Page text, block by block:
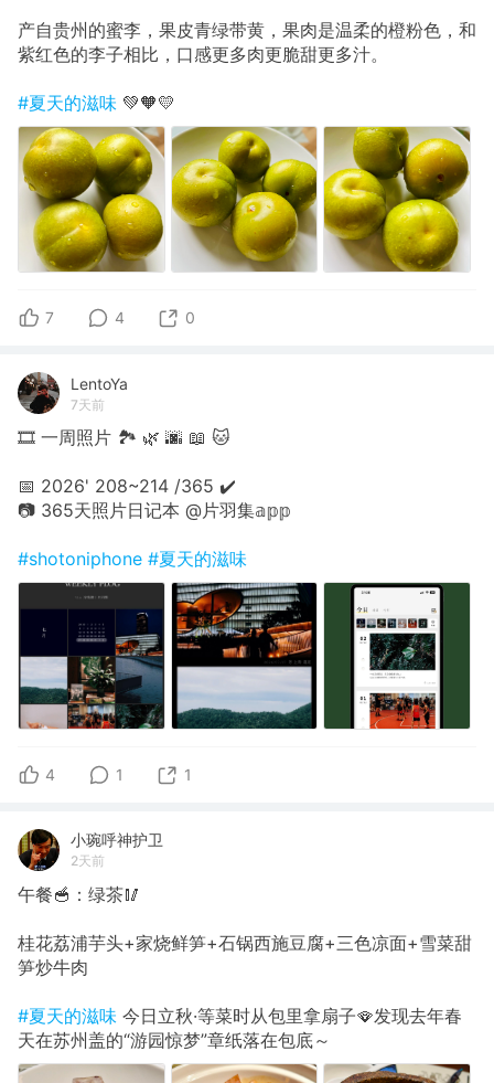
产自贵州的蜜李，果皮青绿带黄，果肉是温柔的橙粉色，和
紫红色的李子相比，口感更多肉更脆甜更多汁。
#夏天的滋味 💚🧡💛
7 4 0
LentoYa
7天前
🎞 一周照片 🏞 🌿 🌆 📖 🐱
📅 2026' 208~214 /365 ✔️
📷 365天照片日记本 @片羽集𝕒𝕡𝕡
#shotoniphone #夏天的滋味
4 1 1
小琬呼神护卫
2天前
午餐🥣：绿茶🥢
桂花荔浦芋头+家烧鲜笋+石锅西施豆腐+三色凉面+雪菜甜
笋炒牛肉
#夏天的滋味 今日立秋·等菜时从包里拿扇子🪭发现去年春
天在苏州盖的“游园惊梦”章纸落在包底～